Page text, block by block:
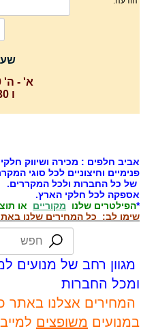
א' - ה' 16.50 -8.30
ו 8.30-12:30
חלפים : מכירה ושיווק חלקי
וחיצוניים לכל סוגי
כל החברות ולכל המקררים.
לכל חלקי הארץ.
הפילטרים שלנו מקורייםאו
לב: כל המחירים שלנו
רחב של מנועים
החברות
המחירים אצלנו באתר
משופצים